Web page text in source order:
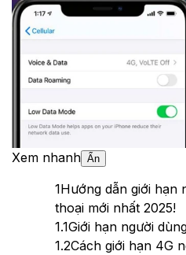
Xem nhanh Ẩn
1Hướng dẫn giới hạn
thoại mới nhất 2025!
1.1Giới hạn người
1.2Cách giới hạn 4G